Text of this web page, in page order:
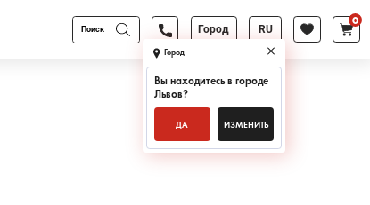
Поиск
товаров
Город
Город
Вы находитесь в городе
Львов?
ДА ИЗМЕНИТЬ
RU
0